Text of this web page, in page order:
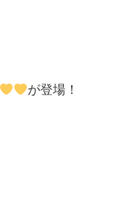
が登場！